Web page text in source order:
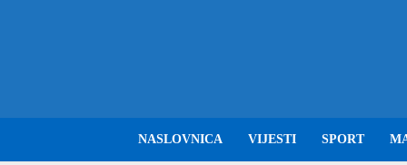
NASLOVNICA VIJESTI SPORT